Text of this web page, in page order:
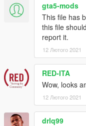
gta5-mods
This file has
this file
report it.
12 Лютого 2021
RED-ITA
Wow, looks
12 Лютого 2021
drlq99